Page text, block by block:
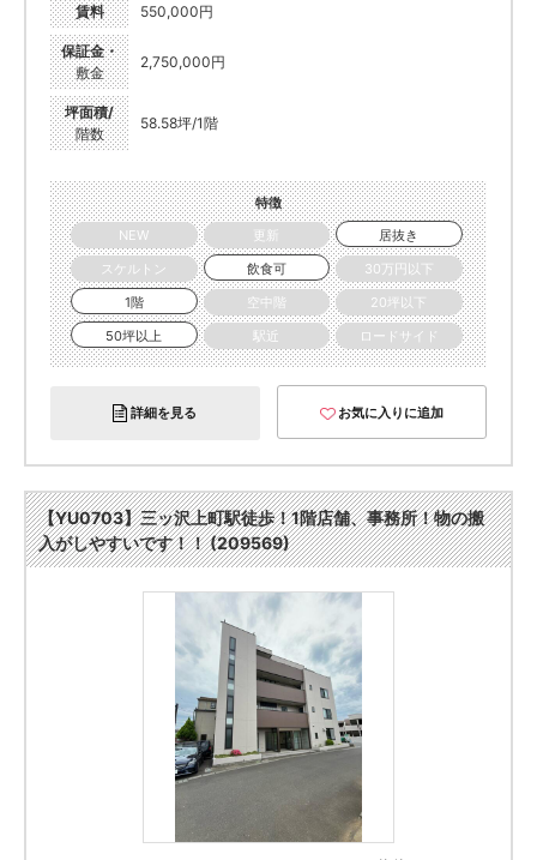
賃料 550,000円
保証金・
敷金
2,750,000円
坪面積/
階数
58.58坪/1階
特徴
NEW
更新
居抜き
スケルトン
飲食可
30万円以下
1階
空中階
20坪以下
50坪以上
駅近 ロードサイド
詳細を見る お気に入りに追加
【YU0703】三ッ沢上町駅徒歩！1階店舗、事務所！物の搬
入がしやすいです！！ (209569)